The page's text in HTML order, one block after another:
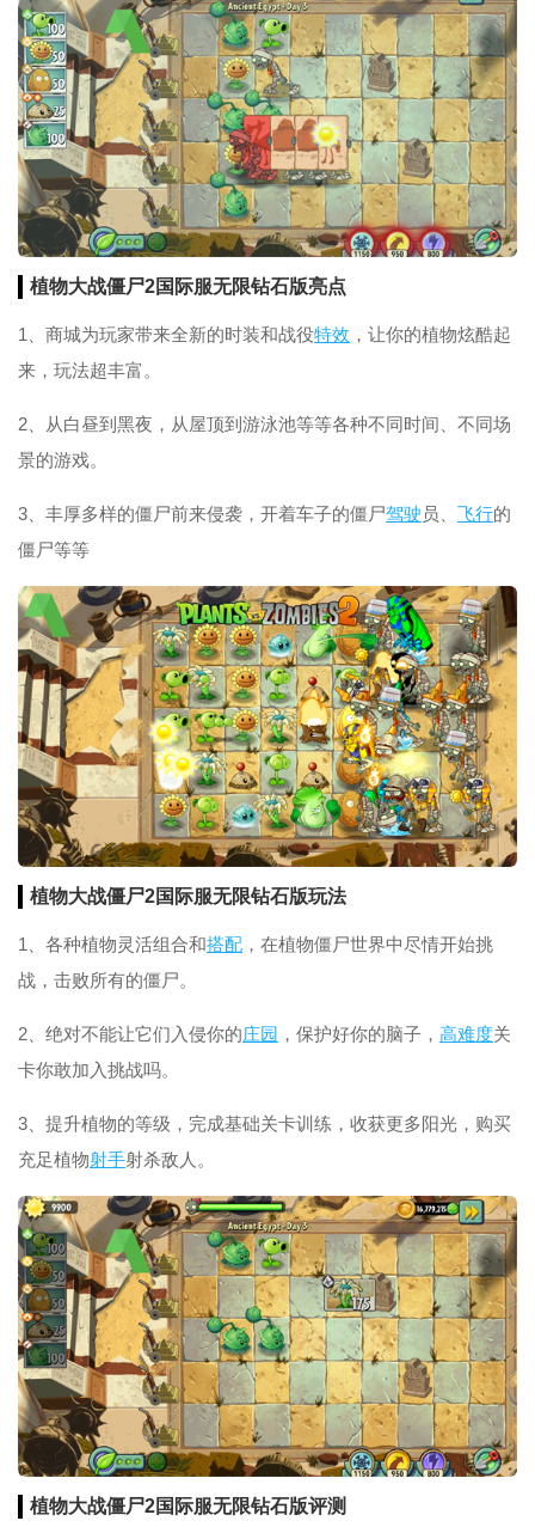
植物大战僵尸2国际服无限钻石版亮点
1、商城为玩家带来全新的时装和战役特效 ，让你的植物炫酷起
来，玩法超丰富。
2、从白昼到黑夜，从屋顶到游泳池等等各种不同时间、不同场
景的游戏。
3、丰厚多样的僵尸前来侵袭，开着车子的僵尸驾驶 员、 飞行的
僵尸等等
植物大战僵尸2国际服无限钻石版玩法
1、各种植物灵活组合和搭配 ，在植物僵尸世界中尽情开始挑
战，击败所有的僵尸。
2、绝对不能让它们入侵你的庄园 ，保护好你的脑子， 高难度关
卡你敢加入挑战吗。
3、提升植物的等级，完成基础关卡训练，收获更多阳光，购买
充足植物射手射杀敌人。
植物大战僵尸2国际服无限钻石版评测